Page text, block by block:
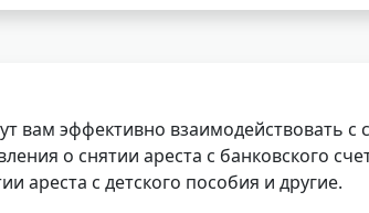
вам эффективно взаимодействовать с
о снятии ареста с банковского
ареста с детского пособия и другие.